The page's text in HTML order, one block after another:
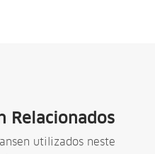
Relacionados
utilizados neste